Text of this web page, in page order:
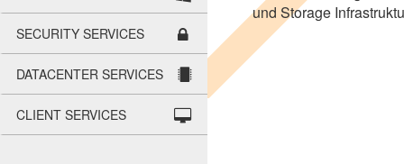
SECU­RITY SER­VICES
DATA­CEN­TER SER­VICES
CLI­ENT SER­VICES
und Sto­rage